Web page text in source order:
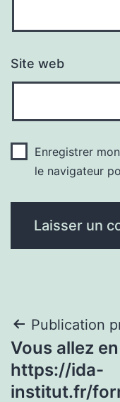
Site web
Enregistrer
le navigateur
de
l’article
Publication
Vous allez
https://ida-
institut.fr/